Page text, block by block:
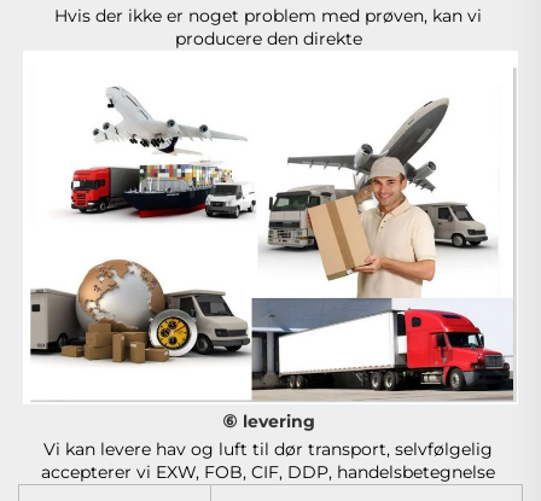
Hvis der ikke er noget problem med prøven, kan vi
producere den direkte
⑥ levering
Vi kan levere hav og luft til dør transport, selvfølgelig
accepterer vi EXW, FOB, CIF, DDP, handelsbetegnelse